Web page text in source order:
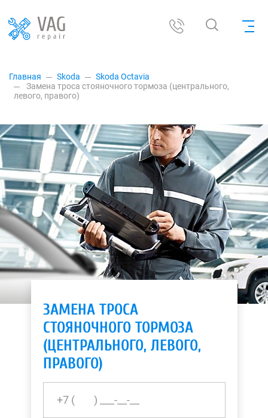
Главная Skoda
Skoda Octavia
Замена троса стояночного тормоза (центрального,
левого, правого)
ЗАМЕНА ТРОСА
СТОЯНОЧНОГО ТОРМОЗА
(ЦЕНТРАЛЬНОГО, ЛЕВОГО,
ПРАВОГО)